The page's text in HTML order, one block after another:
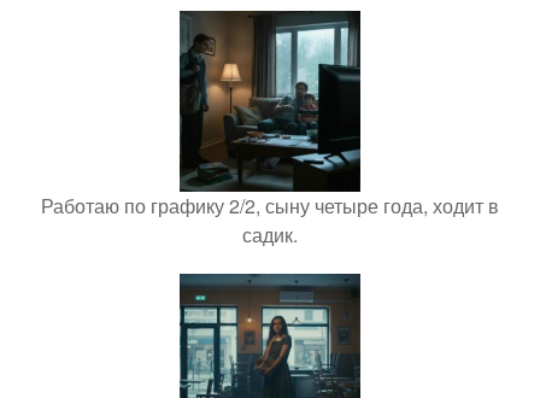
Работаю по графику 2/2, сыну четыре года, ходит в
садик.